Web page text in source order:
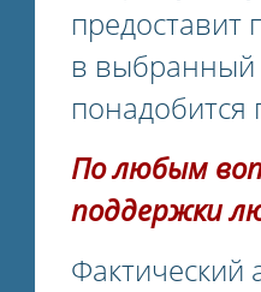
предоставит
в выбранный
понадобится
По любым
поддержки
Фактический